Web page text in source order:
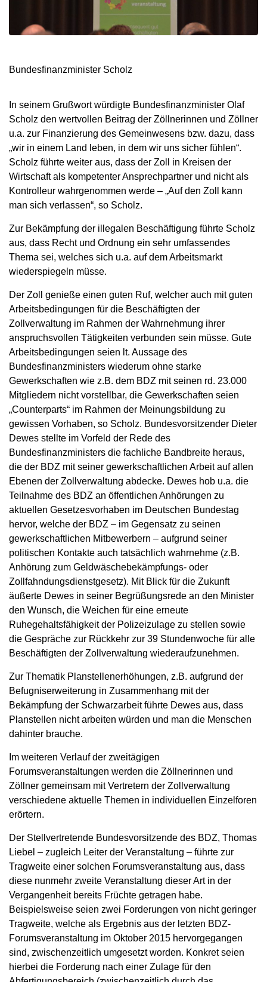
Bundesfinanzminister Scholz
In seinem Grußwort würdigte Bundesfinanzminister Olaf
Scholz den wertvollen Beitrag der Zöllnerinnen und Zöllner
u.a. zur Finanzierung des Gemeinwesens bzw. dazu, dass
„wir in einem Land leben, in dem wir uns sicher fühlen“.
Scholz führte weiter aus, dass der Zoll in Kreisen der
Wirtschaft als kompetenter Ansprechpartner und nicht als
Kontrolleur wahrgenommen werde – „Auf den Zoll kann
man sich verlassen“, so Scholz.
Zur Bekämpfung der illegalen Beschäftigung führte Scholz
aus, dass Recht und Ordnung ein sehr umfassendes
Thema sei, welches sich u.a. auf dem Arbeitsmarkt
wiederspiegeln müsse.
Der Zoll genieße einen guten Ruf, welcher auch mit guten
Arbeitsbedingungen für die Beschäftigten der
Zollverwaltung im Rahmen der Wahrnehmung ihrer
anspruchsvollen Tätigkeiten verbunden sein müsse. Gute
Arbeitsbedingungen seien lt. Aussage des
Bundesfinanzministers wiederum ohne starke
Gewerkschaften wie z.B. dem BDZ mit seinen rd. 23.000
Mitgliedern nicht vorstellbar, die Gewerkschaften seien
„Counterparts“ im Rahmen der Meinungsbildung zu
gewissen Vorhaben, so Scholz. Bundesvorsitzender Dieter
Dewes stellte im Vorfeld der Rede des
Bundesfinanzministers die fachliche Bandbreite heraus,
die der BDZ mit seiner gewerkschaftlichen Arbeit auf allen
Ebenen der Zollverwaltung abdecke. Dewes hob u.a. die
Teilnahme des BDZ an öffentlichen Anhörungen zu
aktuellen Gesetzesvorhaben im Deutschen Bundestag
hervor, welche der BDZ – im Gegensatz zu seinen
gewerkschaftlichen Mitbewerbern – aufgrund seiner
politischen Kontakte auch tatsächlich wahrnehme (z.B.
Anhörung zum Geldwäschebekämpfungs- oder
Zollfahndungsdienstgesetz). Mit Blick für die Zukunft
äußerte Dewes in seiner Begrüßungsrede an den Minister
den Wunsch, die Weichen für eine erneute
Ruhegehaltsfähigkeit der Polizeizulage zu stellen sowie
die Gespräche zur Rückkehr zur 39 Stundenwoche für alle
Beschäftigten der Zollverwaltung wiederaufzunehmen.
Zur Thematik Planstellenerhöhungen, z.B. aufgrund der
Befugniserweiterung in Zusammenhang mit der
Bekämpfung der Schwarzarbeit führte Dewes aus, dass
Planstellen nicht arbeiten würden und man die Menschen
dahinter brauche.
Im weiteren Verlauf der zweitägigen
Forumsveranstaltungen werden die Zöllnerinnen und
Zöllner gemeinsam mit Vertretern der Zollverwaltung
verschiedene aktuelle Themen in individuellen Einzelforen
erörtern.
Der Stellvertretende Bundesvorsitzende des BDZ, Thomas
Liebel – zugleich Leiter der Veranstaltung – führte zur
Tragweite einer solchen Forumsveranstaltung aus, dass
diese nunmehr zweite Veranstaltung dieser Art in der
Vergangenheit bereits Früchte getragen habe.
Beispielsweise seien zwei Forderungen von nicht geringer
Tragweite, welche als Ergebnis aus der letzten BDZ-
Forumsveranstaltung im Oktober 2015 hervorgegangen
sind, zwischenzeitlich umgesetzt worden. Konkret seien
hierbei die Forderung nach einer Zulage für den